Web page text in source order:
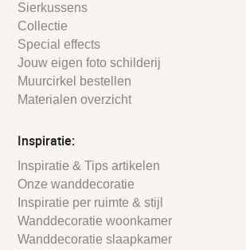
Sierkussens
Collectie
Special effects
Jouw eigen foto schilderij
Muurcirkel bestellen
Materialen overzicht
Inspiratie:
Inspiratie & Tips artikelen
Onze wanddecoratie
Inspiratie per ruimte & stijl
Wanddecoratie woonkamer
Wanddecoratie slaapkamer